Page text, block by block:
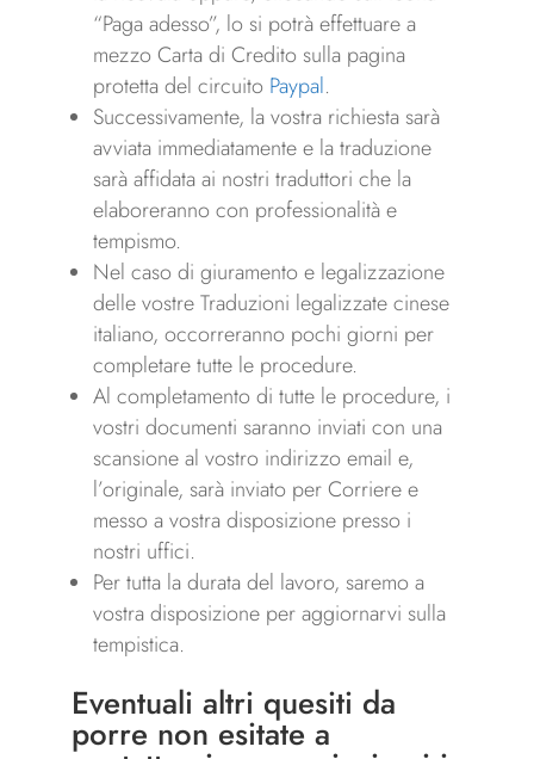
“Paga adesso”, lo si potrà effettuare a
mezzo Carta di Credito sulla pagina
protetta del circuito Paypal.
Successivamente, la vostra richiesta sarà
avviata immediatamente e la traduzione
sarà affidata ai nostri traduttori che la
elaboreranno con professionalità e
tempismo.
Nel caso di giuramento e legalizzazione
delle vostre Traduzioni legalizzate cinese
italiano, occorreranno pochi giorni per
completare tutte le procedure.
Al completamento di tutte le procedure, i
vostri documenti saranno inviati con una
scansione al vostro indirizzo email e,
l’originale, sarà inviato per Corriere e
messo a vostra disposizione presso i
nostri uffici.
Per tutta la durata del lavoro, saremo a
vostra disposizione per aggiornarvi sulla
tempistica.
Eventuali altri quesiti da
porre non esitate a